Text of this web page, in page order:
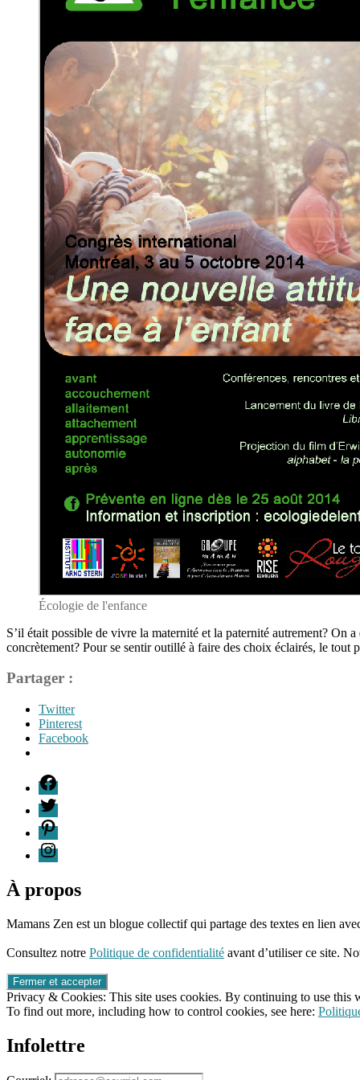
Écologie de l'enfance
S’il était possible de vivre la maternité et la paternité autrement? On
concrètement? Pour se sentir outillé à faire des choix éclairés, le
Partager :
Twitter
Pinterest
Facebook
Étiquettes
André
Stern
Arno
Stern
Charles
Caouette
congrès,
de
livre
Libre
d'apprendre,
Lysane
Grégoire,
Reid-
Michel
F
T
P
I
À propos
Mamans Zen est un blogue collectif qui partage des textes en lien
Consultez notre Politique de confidentialité avant d’utiliser ce site.
Privacy & Cookies: This site uses cookies. By continuing to use this
To find out more, including how to control cookies, see here:
Infolettre